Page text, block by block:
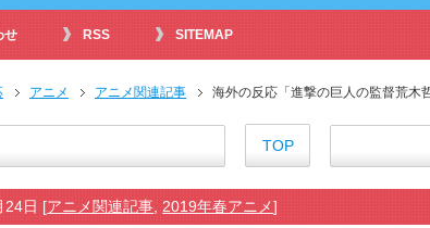
『アニメ海
外国人「ひ
海外の反応
海外「お堅
せ RSS SITEMAP
アニメ アニメ関連記事 海外の反応「進撃の巨人の監督荒木
TOP
24日 [アニメ関連記事,2019年春アニメ]